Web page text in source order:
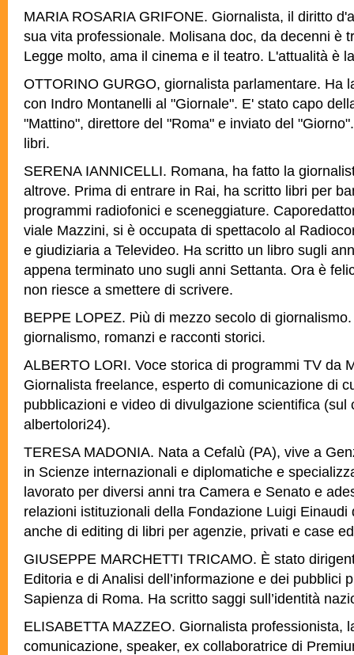
MARIA ROSARIA GRIFONE. Giornalista, il diritto
sua vita professionale. Molisana doc, da decenni è
Legge molto, ama il cinema e il teatro. L'attualità è
OTTORINO GURGO, giornalista parlamentare. Ha
con Indro Montanelli al "Giornale". E' stato capo
"Mattino", direttore del "Roma" e inviato del
libri.
SERENA IANNICELLI. Romana, ha fatto la
altrove. Prima di entrare in Rai, ha scritto libri per
programmi radiofonici e sceneggiature.
viale Mazzini, si è occupata di spettacolo al
e giudiziaria a Televideo. Ha scritto un libro sugli
appena terminato uno sugli anni Settanta. Ora è
non riesce a smettere di scrivere.
BEPPE LOPEZ. Più di mezzo secolo di
giornalismo, romanzi e racconti storici.
ALBERTO LORI. Voce storica di programmi TV da
Giornalista freelance, esperto di comunicazione di
pubblicazioni e video di divulgazione scientifica (sul
albertolori24).
TERESA MADONIA. Nata a Cefalù (PA), vive a
in Scienze internazionali e diplomatiche e
lavorato per diversi anni tra Camera e Senato e
relazioni istituzionali della Fondazione Luigi Einaudi
anche di editing di libri per agenzie, privati e case
GIUSEPPE MARCHETTI TRICAMO. È stato
Editoria e di Analisi dell’informazione e dei pubblici
Sapienza di Roma. Ha scritto saggi sull’identità
ELISABETTA MAZZEO. Giornalista professionista,
comunicazione, speaker, ex collaboratrice di